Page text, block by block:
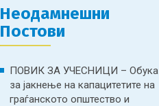
Неодамнешни
Постови
ПОВИК ЗА УЧЕСНИЦИ – Обука
за јакнење на капацитетите на
граѓанското општество и